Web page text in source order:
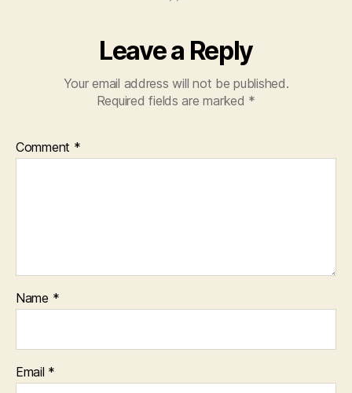
Leave a Reply
Your email address will not be published.
Required fields are marked *
Comment *
Name *
Email *